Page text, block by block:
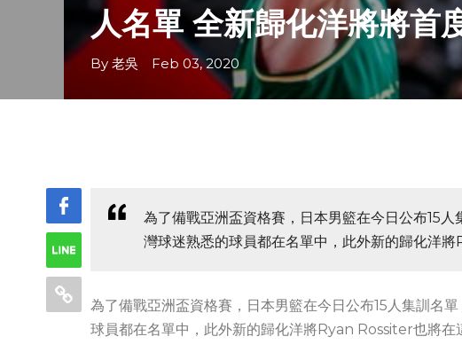
人名單 全新歸化洋將將首
By 老吳 Feb 03, 2020
為了備戰亞洲盃資格賽，日本男籃在今日公布15
灣球迷熟悉的球員都在名單中，此外新的歸化洋
為了備戰亞洲盃資格賽，日本男籃在今日公布15人集訓名
球員都在名單中，此外新的歸化洋將Ryan Rossiter也將在